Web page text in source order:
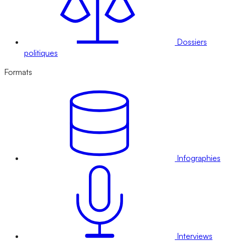
Dossiers
politiques
Formats
Infographies
Interviews